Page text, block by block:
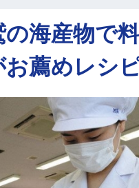
海産物で
薦めレシ